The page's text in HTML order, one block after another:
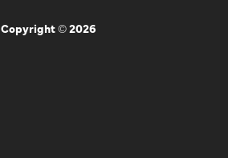
Copyright © 2026